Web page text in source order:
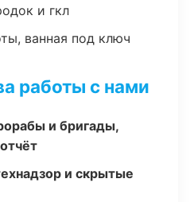
и гкл
ванная под ключ
работы с нами
и бригады,
и скрытые